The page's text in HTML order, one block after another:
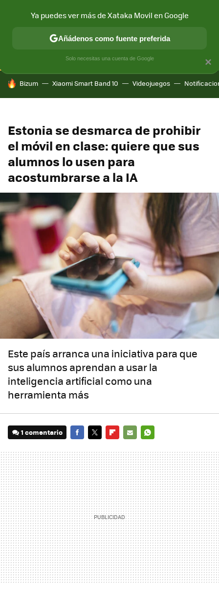
CONECTIVIDAD MÓVIL Y SOCIEDAD APLICACIONES
HOY SE HABLA DE
Bizum Xiaomi Smart Band 10 Videojuegos
Estonia se desmarca de prohibir
el móvil en clase: quiere que sus
alumnos lo usen para
acostumbrarse a la IA
Este país arranca una iniciativa para que
sus alumnos aprendan a usar la
inteligencia artificial como una
herramienta más
1 comentario
MAIL
×
Ya puedes ver más de Xataka Movil en Google
Añádenos como fuente preferida
Solo necesitas una cuenta de Google